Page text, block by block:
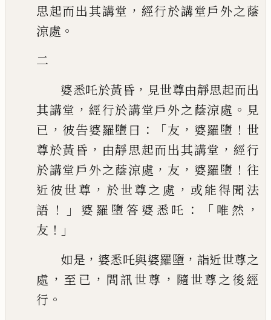
思起而出其講堂 ， 經行於講堂戶外之蔭
涼處 。
二
婆悉吒於黃昏 ， 見世尊由靜思起而出
其講堂 ， 經行於講堂戶外之蔭涼處 。 見
已 ， 彼告婆羅墮曰 ：「友 ， 婆羅墮 ！ 世
尊於黃昏 ， 由靜思起而出其講堂 ， 經行
於講堂戶外之蔭涼處 ， 友 ， 婆羅墮 ！ 往
近彼世尊 ， 於世尊之處 ， 或能得聞法
語 ！」 婆羅墮答婆悉 吒 ：「 唯然 ，
友 ！」
如是 ， 婆悉吒與婆羅墮 ， 詣近世尊之
處 ， 至已 ， 問訊世尊 ， 隨世尊之後經
行 。